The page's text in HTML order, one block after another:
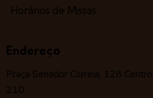
Horários de Missas
Endereço
Praça Senador Correia, 128
210